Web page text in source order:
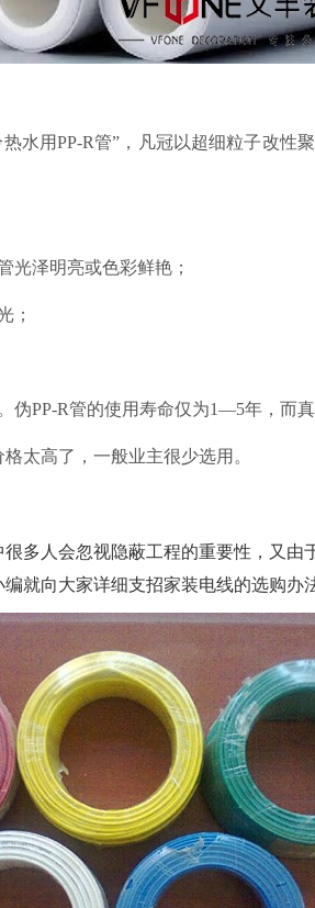
水用PP-R管”，凡冠以超细粒子改性
光泽明亮或色彩鲜艳；
；
PP-R管的使用寿命仅为1—5年，而真
太高了，一般业主很少选用。
多人会忽视隐蔽工程的重要性，又由
就向大家详细支招家装电线的选购办